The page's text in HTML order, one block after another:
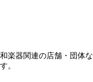
楽器関連の店舗・団体な
。